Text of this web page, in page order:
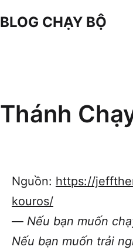
to
BLOG CHẠY BỘ
Thánh
Nguồn: https://
kouros/
— Nếu bạn muốn
Nếu bạn muốn trải